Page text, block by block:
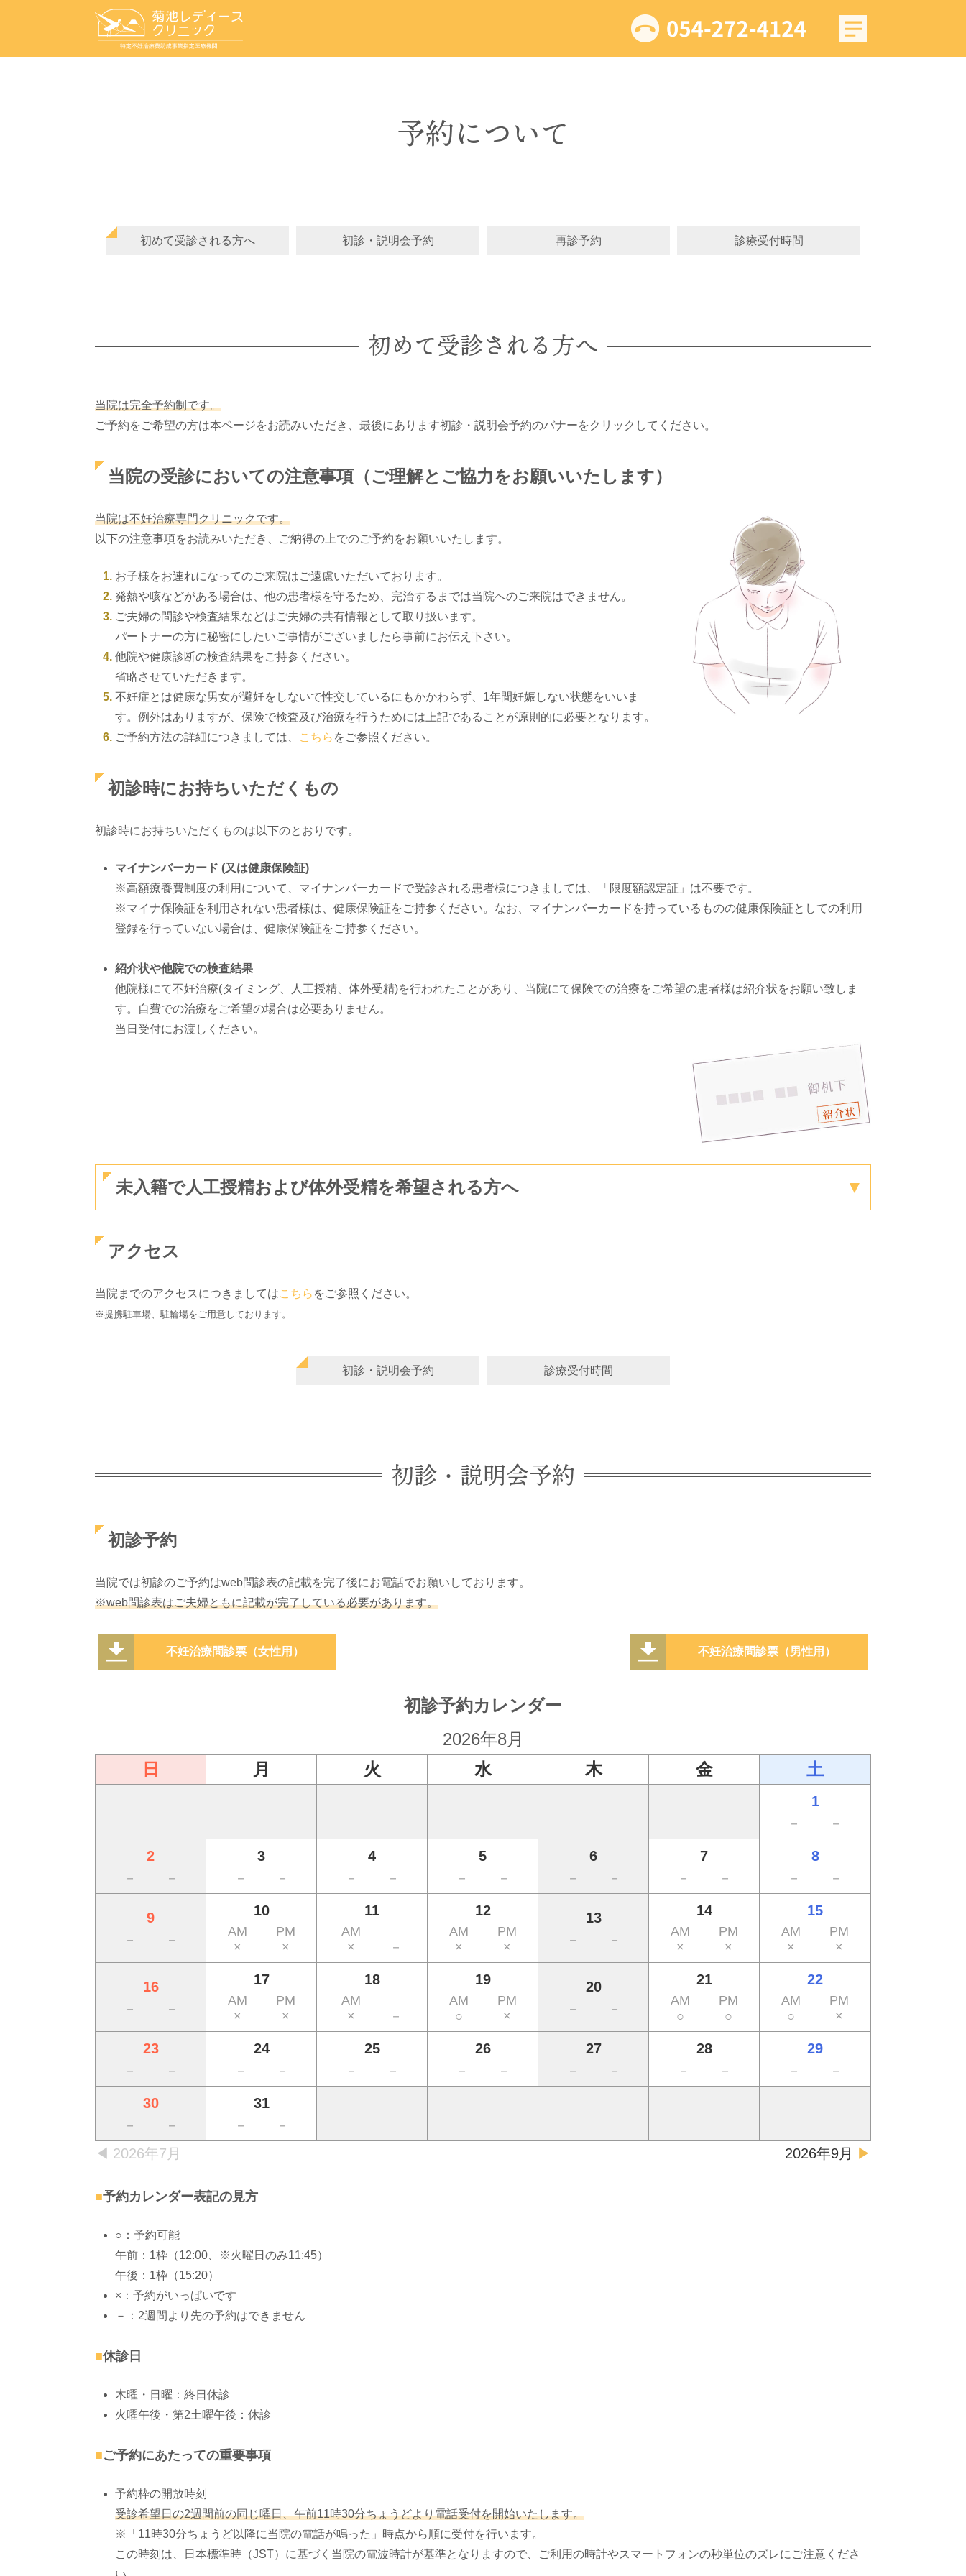
予約について
初めて受診される方へ 初診・説明会予約 再診予約 診療受付時間
初めて受診される方へ
当院は完全予約制です。
ご予約をご希望の方は本ページをお読みいただき、最後にあります初診・説明会予約のバナーをクリックしてください。
当院の受診においての注意事項 （ご理解とご協力をお願いいたします）
当院は不妊治療専門クリニックです。
以下の注意事項をお読みいただき、ご納得の上でのご予約をお願いいたします。
お子様をお連れになってのご来院はご遠慮いただいております。
発熱や咳などがある場合は、他の患者様を守るため、完治するまでは当院へのご来院はできません。
ご夫婦の問診や検査結果などはご夫婦の共有情報として取り扱います。
パートナーの方に秘密にしたいご事情がございましたら事前にお伝え下さい。
他院や健康診断の検査結果をご持参ください。
省略させていただきます。
不妊症とは健康な男女が避妊をしないで性交しているにもかかわらず、1年間妊娠しない状態をいいま
す。例外はありますが、保険で検査及び治療を行うためには上記であることが原則的に必要となります。
ご予約方法の詳細につきましては、
こちら をご参照ください。
初診時にお持ちいただくもの
初診時にお持ちいただくものは以下のとおりです。
マイナンバーカード (又は健康保険証)
※高額療養費制度の利用について、マイナンバーカードで受診される患者様につきましては、「限度額認定証」は不要です。
※マイナ保険証を利用されない患者様は、健康保険証をご持参ください。なお、マイナンバーカードを持っているものの健康保険証としての利用
登録を行っていない場合は、健康保険証をご持参ください。
紹介状や他院での検査結果
他院様にて不妊治療(タイミング、人工授精、体外受精)を行われたことがあり、当院にて保険での治療をご希望の患者様は紹介状をお願い致しま
す。自費での治療をご希望の場合は必要ありません。
当日受付にお渡しください。
未入籍で人工授精および体外受精を希望される方へ
アクセス
当院までのアクセスにつきましてはこちら をご参照ください。
※提携駐車場、駐輪場をご用意しております。
初診・説明会予約 診療受付時間
初診・説明会予約
初診予約
当院では初診のご予約はweb問診表の記載を完了後にお電話でお願いしております。
※web問診表はご夫婦ともに記載が完了している必要があります。
不妊治療問診票（女性用） 不妊治療問診票（男性用）
初診予約カレンダー
2026年8月
日
月 火 水 木 金 土
1
－ －
2
－ －
3
－ －
4
－ －
5
－ －
6
－ －
7
－ －
8
－ －
9
－ －
10
AM
×
PM
×
11
AM
×
－
12
AM
×
PM
×
13
－ －
14
AM
×
PM
×
15
AM
×
PM
×
16
－ －
17
AM
×
PM
×
18
AM
×
－
19
AM
○
PM
×
20
－ －
21
AM
○
PM
○
22
AM
○
PM
×
23
－ －
24
－ －
25
－ －
26
－ －
27
－ －
28
－ －
29
－ －
30
－ －
31
－ －
2026年7月 2026年9月
予約カレンダー表記の見方
○：予約可能
午前：1枠（12:00、※火曜日のみ11:45）
午後：1枠（15:20）
×：予約がいっぱいです
－：2週間より先の予約はできません
休診日
木曜・日曜：終日休診
火曜午後・第2土曜午後：休診
ご予約にあたっての重要事項
予約枠の開放時刻
受診希望日の2週間前の同じ曜日、午前11時30分ちょうどより電話受付を開始いたします。
※「11時30分ちょうど以降に当院の電話が鳴った」時点から順に受付を行います。
この時刻は、日本標準時（JST）に基づく当院の電波時計が基準となりますので、ご利用の時計やスマートフォンの秒単位のズレにご注意くださ